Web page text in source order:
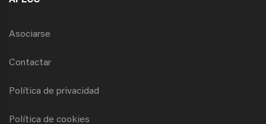
Asociarse
Contactar
Política de privacidad
Política de cookies